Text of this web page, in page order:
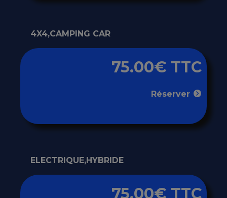
4X4,CAMPING CAR
75.00€ TTC
Réserver
ELECTRIQUE,HYBRIDE
75.00€ TTC